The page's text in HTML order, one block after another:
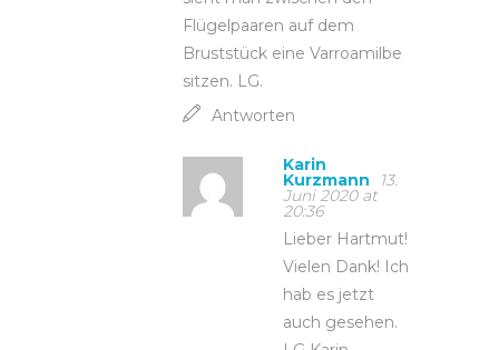
Flügelpaaren auf dem
Bruststück eine Varroamilbe
sitzen. LG.
Antworten
Karin
Kurzmann 13.
Juni 2020 at
20:36
Lieber Hartmut!
Vielen Dank! Ich
hab es jetzt
auch gesehen.